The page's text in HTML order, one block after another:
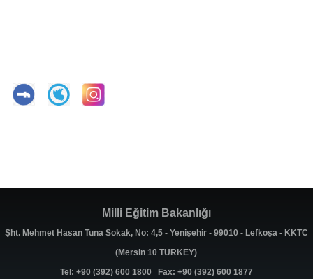
Milli Eğitim Bakanlığı
Şht. Mehmet Hasan Tuna Sokak, No: 4,5 - Yenişehir - 99010 - Lefkoşa - KKTC
(Mersin 10 TURKEY)
Tel: +90 (392) 600 1800 Fax: +90 (392) 600 1877